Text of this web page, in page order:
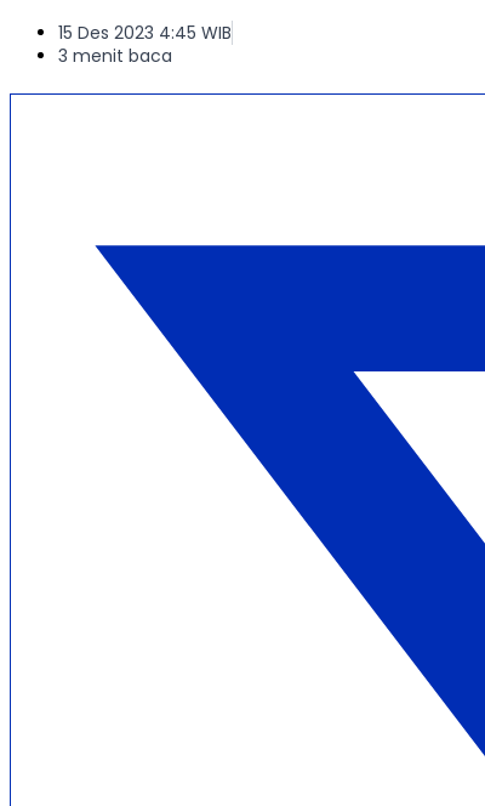
15 Des 2023 4:45 WIB
3 menit baca